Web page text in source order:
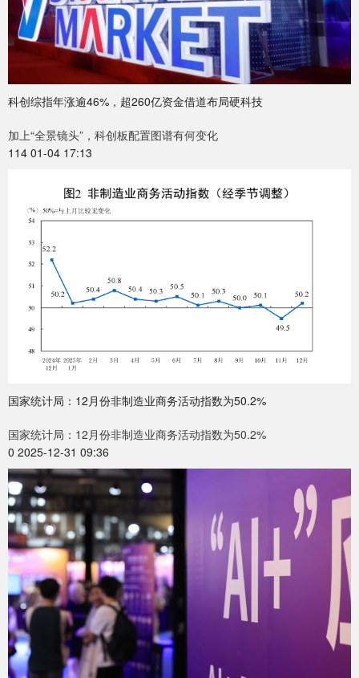
科创综指年涨逾46%，超260亿资金借道布局硬科技
加上“全景镜头”，科创板配置图谱有何变化
114 01-04 17:13
国家统计局：12月份非制造业商务活动指数为50.2%
国家统计局：12月份非制造业商务活动指数为50.2%
0 2025-12-31 09:36